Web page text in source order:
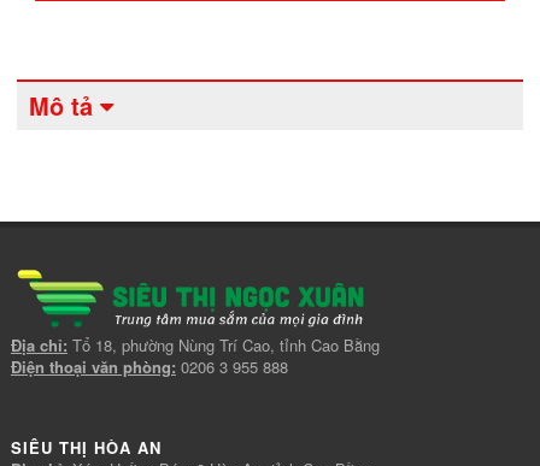
Mô tả
Địa chỉ: Tổ 18, phường Nùng Trí Cao, tỉnh Cao Bằng
Điện thoại văn phòng: 0206 3 955 888
SIÊU THỊ HÒA AN